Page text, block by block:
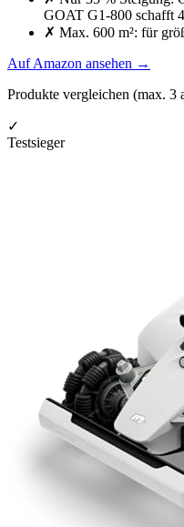
GOAT G1-800 schafft
✗ Max. 600 m²: für
Auf Amazon ansehen →
Produkte vergleichen (max. 3
✓
Testsieger